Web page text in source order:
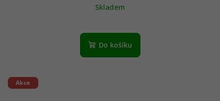
Skladem
Do košíku
Akce